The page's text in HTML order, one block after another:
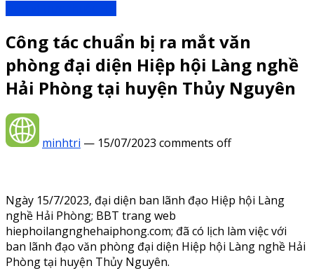
Công tác chuẩn bị ra mắt văn
phòng đại diện Hiệp hội Làng nghề
Hải Phòng tại huyện Thủy Nguyên
minhtri — 15/07/2023 comments off
Ngày 15/7/2023, đại diện ban lãnh đạo Hiệp hội Làng
nghề Hải Phòng; BBT trang web
hiephoilangnghehaiphong.com; đã có lịch làm việc với
ban lãnh đạo văn phòng đại diện Hiệp hội Làng nghề Hải
Phòng tại huyện Thủy Nguyên.